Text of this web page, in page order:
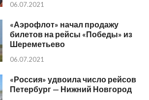
06.07.2021
«Аэрофлот» начал продажу
билетов на рейсы «Победы» из
Шереметьево
06.07.2021
«Россия» удвоила число рейсов
Петербург — Нижний Новгород